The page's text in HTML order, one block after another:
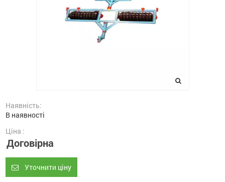
Наявність:
В наявності
Ціна :
Договірна
Уточнити ціну